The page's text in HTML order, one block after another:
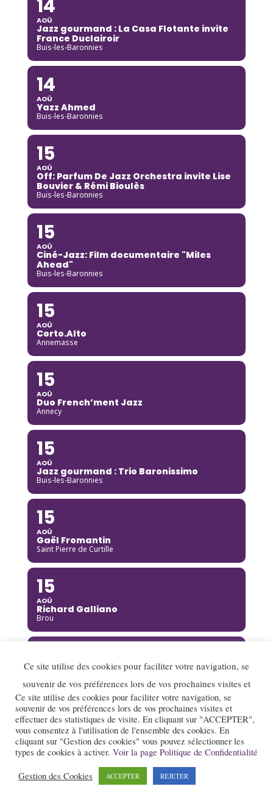
14
AOÛ
Jazz gourmand : La Casa Flotante invite
France Duclairoir
Buis-les-Baronnies
14
AOÛ
Yazz Ahmed
Buis-les-Baronnies
15
AOÛ
Off: Parfum De Jazz Orchestra invite Lise
Bouvier & Rémi Bioulès
Buis-les-Baronnies
15
AOÛ
Ciné-Jazz: Film documentaire "Miles
Ahead"
Buis-les-Baronnies
15
AOÛ
Corto.Alto
Annemasse
15
AOÛ
Duo French’ment Jazz
Annecy
15
AOÛ
Jazz gourmand : Trio Baronissimo
Buis-les-Baronnies
15
AOÛ
Gaël Fromantin
Saint Pierre de Curtille
15
AOÛ
Richard Galliano
Brou
AOÛ
Buis-les-Baronnies
16
AOÛ
Hot Club de Boukravie
Valence
Ce site utilise des cookies pour faciliter votre navigation, se
souvenir de vos préférences lors de vos prochaines visites et
Ce site utilise des cookies pour faciliter votre navigation, se
souvenir de vos préférences lors de vos prochaines visites et
effectuer des statistiques de visite. En cliquant sur "ACCEPTER",
vous consentez à l'utilisation de l'ensemble des cookies. En
cliquant sur "Gestion des cookies" vous pouvez sélectionner les
types de cookies à activer. Voir la page Politique de Confidentialité
Gestion des Cookies ACCEPTER REJETER